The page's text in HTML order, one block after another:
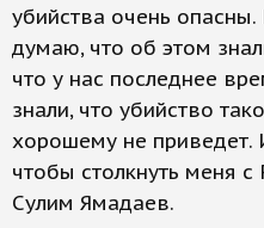
убийства очень
думаю, что об этом
что у нас последнее
знали, что убийство
хорошему не приведет.
чтобы столкнуть меня с
Сулим Ямадаев.